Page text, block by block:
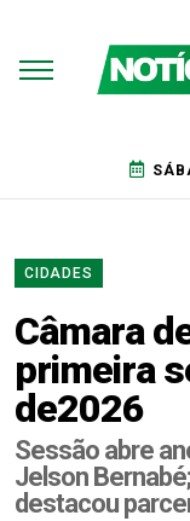
CIDADES
Câmara
primeira
de2026
Sessão abre
Jelson
destacou